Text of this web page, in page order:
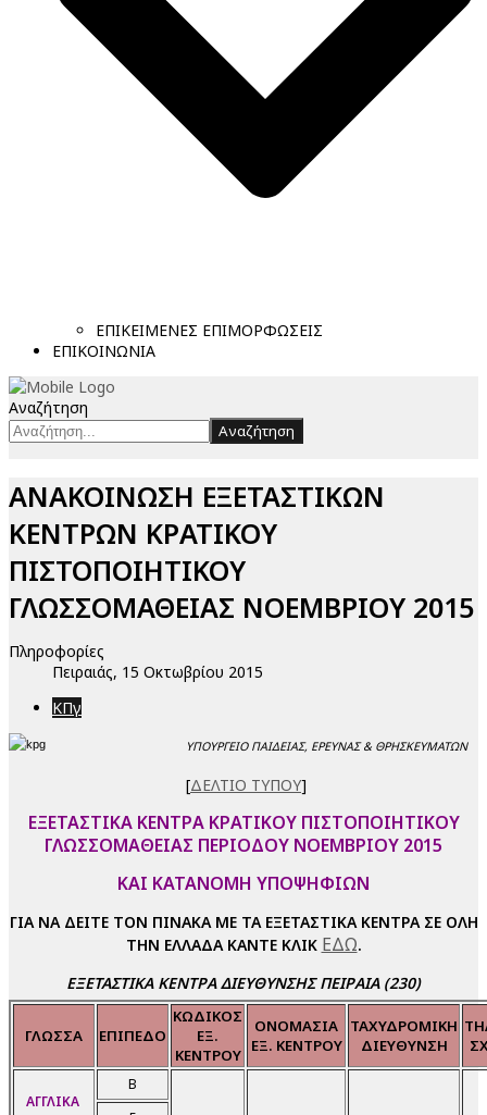
ΕΠΙΚΕΙΜΕΝΕΣ ΕΠΙΜΟΡΦΩΣΕΙΣ
ΕΠΙΚΟΙΝΩΝΙΑ
Αναζήτηση
Αναζήτηση
ΑΝΑΚΟΙΝΩΣΗ ΕΞΕΤΑΣΤΙΚΩΝ
ΚΕΝΤΡΩΝ ΚΡΑΤΙΚΟΥ
ΠΙΣΤΟΠΟΙΗΤΙΚΟΥ
ΓΛΩΣΣΟΜΑΘΕΙΑΣ ΝΟΕΜΒΡΙΟΥ 2015
Πληροφορίες
Πειραιάς, 15 Οκτωβρίου 2015
ΚΠγ
ΥΠΟΥΡΓΕΙΟ ΠΑΙΔΕΙΑΣ, ΕΡΕΥΝΑΣ & ΘΡΗΣΚΕΥΜΑΤΩΝ
[ΔΕΛΤΙΟ ΤΥΠΟΥ]
ΕΞΕΤΑΣΤΙΚΑ ΚΕΝΤΡΑ ΚΡΑΤΙΚΟΥ ΠΙΣΤΟΠΟΙΗΤΙΚΟΥ
ΓΛΩΣΣΟΜΑΘΕΙΑΣ ΠΕΡΙΟΔΟΥ ΝΟΕΜΒΡΙΟΥ 2015
ΚΑΙ ΚΑΤΑΝΟΜΗ ΥΠΟΨΗΦΙΩΝ
ΓΙΑ ΝΑ ΔΕΙΤΕ ΤΟΝ ΠΙΝΑΚΑ ΜΕ ΤΑ ΕΞΕΤΑΣΤΙΚΑ ΚΕΝΤΡΑ ΣΕ ΟΛΗ
ΤΗΝ ΕΛΛΑΔΑΚΑΝΤΕ ΚΛΙΚ ΕΔΩ.
ΕΞΕΤΑΣΤΙΚΑ ΚΕΝΤΡΑ ΔΙΕΥΘΥΝΣΗΣ ΠΕΙΡΑΙΑ (230)
ΓΛΩΣΣΑ ΕΠΙΠΕΔΟ
ΚΩΔΙΚΟΣ
ΕΞ.
ΚΕΝΤΡΟΥ
ΟΝΟΜΑΣΙΑ
ΕΞ. ΚΕΝΤΡΟΥ
ΤΑΧΥΔΡΟΜΙΚΗ
ΔΙΕΥΘΥΝΣΗ
ΑΓΓΛΙΚΑ
Β